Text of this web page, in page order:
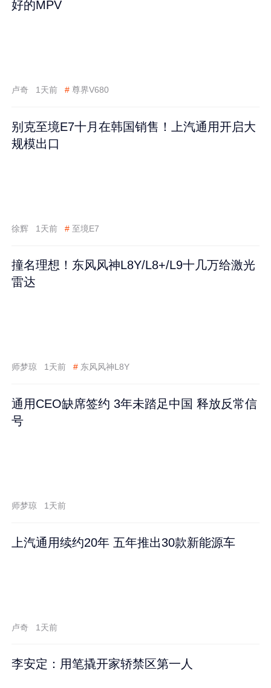
好的MPV
卢奇 1天前 # 尊界V680
别克至境E7十月在韩国销售！上汽通用开启大
规模出口
徐辉 1天前 # 至境E7
撞名理想！东风风神L8Y/L8+/L9十几万给激光
雷达
师梦琼 1天前 # 东风风神L8Y
通用CEO缺席签约 3年未踏足中国 释放反常信
号
师梦琼 1天前
上汽通用续约20年 五年推出30款新能源车
卢奇 1天前
李安定：用笔撬开家轿禁区第一人